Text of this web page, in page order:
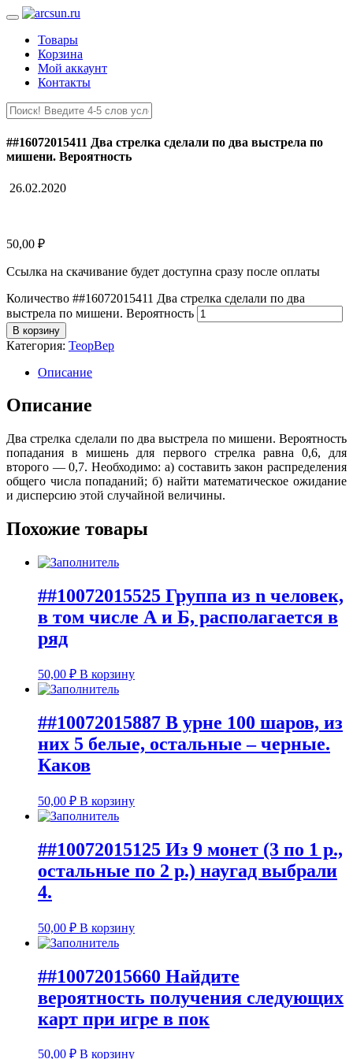
Товары
Корзина
Мой аккаунт
Контакты
##16072015411 Два стрелка сделали по два выстрела по
мишени. Вероятность
26.02.2020
50,00 ₽
Ссылка на скачивание будет доступна сразу после оплаты
Количество ##16072015411 Два стрелка сделали по два
выстрела по мишени. Вероятность
В корзину
Категория: ТеорВер
Описание
Описание
Два стрелка сделали по два выстрела по мишени. Вероятность
попадания в мишень для первого стрелка равна 0,6, для
второго — 0,7. Необходимо: а) составить закон распределения
общего числа попаданий; б) найти математическое ожидание
и дисперсию этой случайной величины.
Похожие товары
##10072015525 Группа из n человек,
в том числе А и Б, располагается в
ряд
50,00 ₽ В корзину
##10072015887 В урне 100 шаров, из
них 5 белые, остальные – черные.
Каков
50,00 ₽ В корзину
##10072015125 Из 9 монет (3 по 1 р.,
остальные по 2 р.) наугад выбрали
4.
50,00 ₽ В корзину
##10072015660 Найдите
вероятность получения следующих
карт при игре в пок
50,00 ₽ В корзину